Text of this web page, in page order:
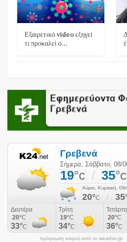
Εξαιρετικό video εξηγεί
τι προκαλεί ο…
πρόγνωση καιρού από το weather.gr